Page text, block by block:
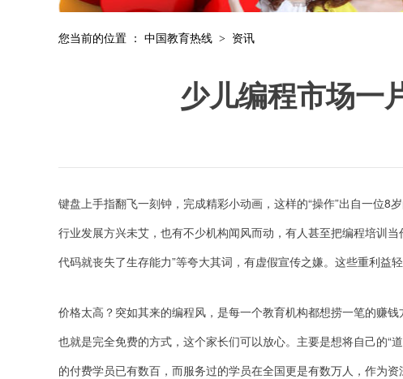
您当前的位置 ： 中国教育热线 > 资讯
少儿编程市场一
键盘上手指翻飞一刻钟，完成精彩小动画，这样的“操作”出自一位
行业发展方兴未艾，也有不少机构闻风而动，有人甚至把编程培训
代码就丧失了生存能力”等夸大其词，有虚假宣传之嫌。这些重利益
价格太高？突如其来的编程风，是每一个教育机构都想捞一笔的赚
也就是完全免费的方式，这个家长们可以放心。主要是想将自己的“
的付费学员已有数百，而服务过的学员在全国更是有数万人，作为